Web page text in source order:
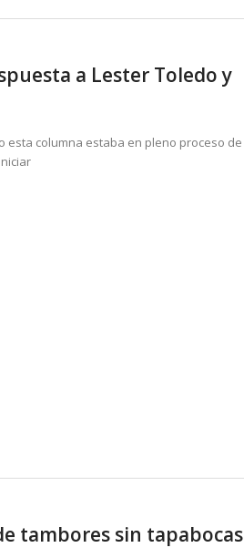
a Lester Toledo y
esta columna estaba en pleno proceso de
tambores sin tapabocas